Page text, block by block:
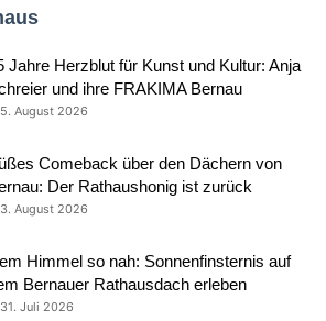
Jahre Herzblut für Kunst und Kultur: Anja
und ihre FRAKIMA Bernau
5. August 2026
Comeback über den Dächern von
Der Rathaushonig ist zurück
3. August 2026
Himmel so nah: Sonnenfinsternis auf
Bernauer Rathausdach erleben
31. Juli 2026